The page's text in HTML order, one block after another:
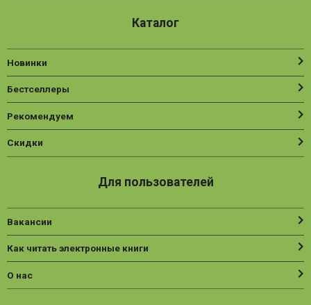
Каталог
Новинки
Бестселлеры
Рекомендуем
Скидки
Для пользователей
Вакансии
Как читать электронные книги
О нас